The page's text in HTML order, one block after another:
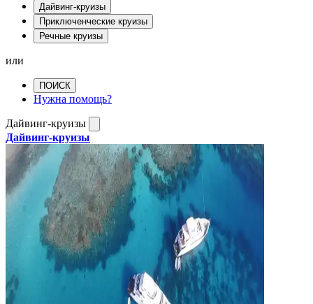
Дайвинг-круизы
Приключенческие круизы
Речные круизы
или
ПОИСК
Нужна помощь?
Дайвинг-круизы
Дайвинг-круизы